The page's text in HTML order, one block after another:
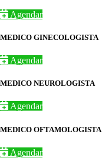
Agendar
MEDICO GINECOLOGISTA
Agendar
MEDICO NEUROLOGISTA
Agendar
MEDICO OFTAMOLOGISTA
Agendar